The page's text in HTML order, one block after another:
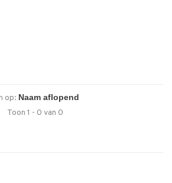
op:
Toon 1 - 0 van 0